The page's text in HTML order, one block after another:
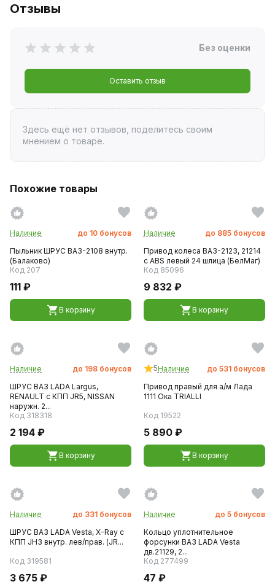
Отзывы
Без оценки
Оставить отзыв
Здесь ещё нет отзывов, поделитесь своим
мнением о товаре.
Похожие товары
Наличие до 10 бонусов
Пыльник ШРУС ВАЗ-2108 внутр.
(Балаково)
Код 207
111 ₽
В корзину
Наличие до 885 бонусов
Привод колеса ВАЗ-2123, 21214
с ABS левый 24 шлица (БелМаг)
Код 85096
9 832 ₽
В корзину
Наличие до 198 бонусов
ШРУС ВАЗ LADA Largus,
RENAULT с КПП JR5, NISSAN
наружн. 2...
Код 318318
2 194 ₽
В корзину
5Наличие до 531 бонусов
Привод правый для а/м Лада
1111 Ока TRIALLI
Код 19522
5 890 ₽
В корзину
Наличие до 331 бонусов
ШРУС ВАЗ LADA Vesta, X-Ray с
КПП JH3 внутр. лев/прав. (JR...
Код 319581
3 675 ₽
Наличие до 5 бонусов
Кольцо уплотнительное
форсунки ВАЗ LADA Vesta
дв.21129, 2...
Код 277499
47 ₽